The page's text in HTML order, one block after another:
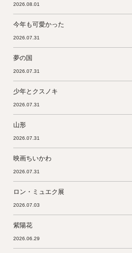
2026.08.01
今年も可愛かった
2026.07.31
夢の国
2026.07.31
少年とクスノキ
2026.07.31
山形
2026.07.31
映画ちいかわ
2026.07.31
ロン・ミュエク展
2026.07.03
紫陽花
2026.06.29